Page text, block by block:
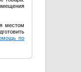
местом
по